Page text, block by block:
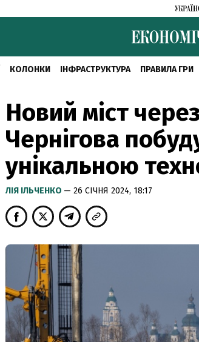
КОЛОНКИ ІНФРАСТРУКТУРА ПРАВИЛА ГРИ
Новий міст
Чернігова
унікальною
ЛІЯ ІЛЬЧЕНКО — 26 СІЧНЯ 2024, 18:17